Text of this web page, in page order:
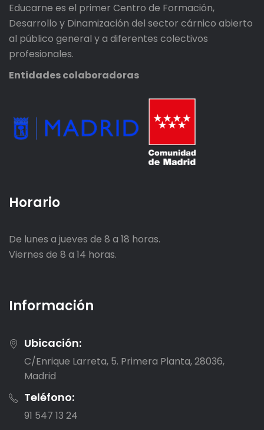
Educarne es el primer Centro de Formación,
Desarrollo y Dinamización del sector cárnico abierto
al público general y a diferentes colectivos
profesionales.
Entidades colaboradoras
Horario
De lunes a jueves de 8 a 18 horas.
Viernes de 8 a 14 horas.
Información
Ubicación:
C/Enrique Larreta, 5. Primera Planta, 28036,
Madrid
Teléfono:
91 547 13 24